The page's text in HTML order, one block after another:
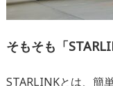
そもそも「
STARLINKとは、簡